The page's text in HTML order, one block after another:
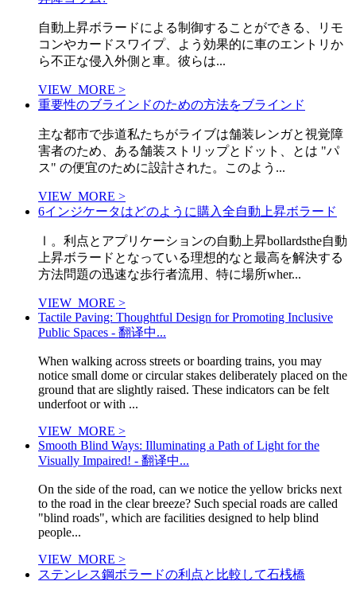
自動上昇ボラードによる制御することができる、リモ
コンやカードスワイプ、よう効果的に車のエントリか
ら不正な侵入外側と車。彼らは...
VIEW_MORE >
重要性のブラインドのための方法をブラインド
主な都市で歩道私たちがライブは舗装レンガと視覚障
害者のため、ある舗装ストリップとドット、とは "パ
ス" の便宜のために設計された。このよう...
VIEW_MORE >
6インジケータはどのように購入全自動上昇ボラード
Ⅰ。利点とアプリケーションの自動上昇bollardsthe自動
上昇ボラードとなっている理想的なと最高を解決する
方法問題の迅速な歩行者流用、特に場所wher...
VIEW_MORE >
Tactile Paving: Thoughtful Design for Promoting Inclusive
Public Spaces - 翻译中...
When walking across streets or boarding trains, you may
notice small dome or circular stakes deliberately placed on the
ground that are slightly raised. These indicators can be felt
underfoot or with ...
VIEW_MORE >
Smooth Blind Ways: Illuminating a Path of Light for the
Visually Impaired! - 翻译中...
On the side of the road, can we notice the yellow bricks next
to the road in the clear breeze? Such special roads are called
"blind roads", which are facilities designed to help blind
people...
VIEW_MORE >
ステンレス鋼ボラードの利点と比較して石桟橋